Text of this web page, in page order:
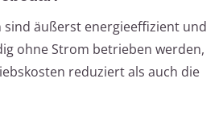
sind äußerst energieeffizient und
ohne Strom betrieben werden,
reduziert als auch die